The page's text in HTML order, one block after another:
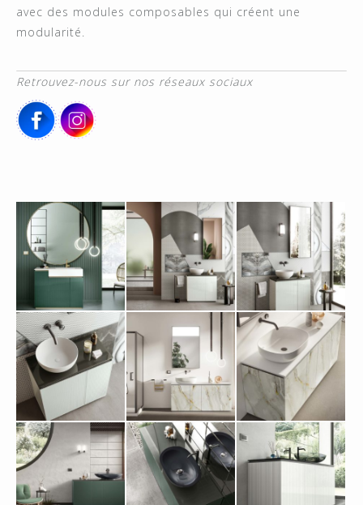
avec des modules composables qui créent une
modularité.
Retrouvez-nous sur nos réseaux sociaux